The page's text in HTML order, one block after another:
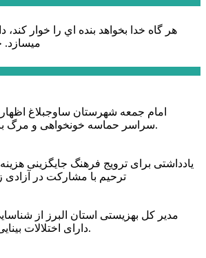
هر گاه خدا بخواهد بنده اي را خوار كند،
میسازد.
امام جمعه شهرستان ساوجبلاغ
سراسر حماسه خونخواهی و مرگ بر آمریکا و اسرائیل بود.
یادداشتی برای ترویج فرهنگ جایگزینی
ترحیم با مشارکت در آزادی
دارای اختلالات بینایی در این استان خبر داد.